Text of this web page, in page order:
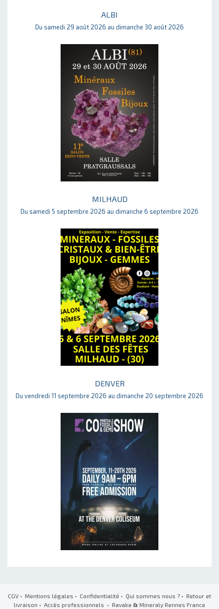
ALBI
Du samedi 29 août 2026 au dimanche 30 août 2026
MILHAUD
Du samedi 5 septembre 2026 au dimanche 6 septembre 2026
DENVER
Du vendredi 11 septembre 2026 au dimanche 20 septembre 2026
CGV • Mentions légales • Confidentialité • Qui sommes nous ? • Retour et
livraison • Accès professionnels • Ravaka & Mineraly Rennes France